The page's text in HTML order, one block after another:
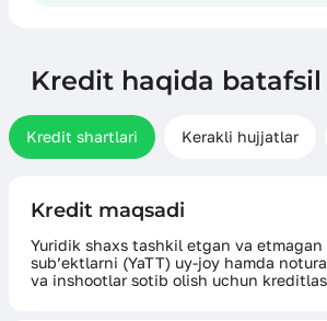
Kredit haqida batafsil
Kredit shartlari Kerakli hujjatlar
Kredit maqsadi
Yuridik shaxs tashkil etgan va
sub’ektlarni (YaTT) uy-joy hamda
va inshootlar sotib olish uchun